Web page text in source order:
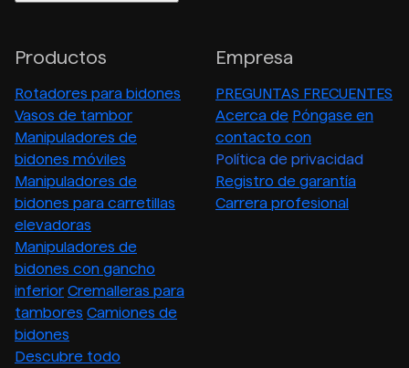
Productos
Rotadores para bidones
Vasos de tambor
Manipuladores de
bidones móviles
Manipuladores de
bidones para carretillas
elevadoras
Manipuladores de
bidones con gancho
inferior Cremalleras para
tambores Camiones de
bidones
Descubre todo
Empresa
PREGUNTAS FRECUENTES
Acerca de Póngase en
contacto con
Política de privacidad
Registro de garantía
Carrera profesional